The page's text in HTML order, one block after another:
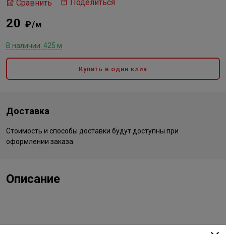
Сравнить Поделиться
20 ₽/м
В наличии: 425 м
Купить в один клик
Доставка
Стоимость и способы доставки будут доступны при
оформлении заказа.
Описание